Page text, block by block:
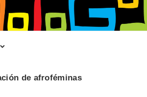
de afroféminas